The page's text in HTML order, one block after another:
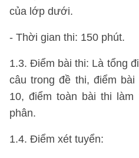
của lớp dưới.
- Thời gian thi: 150 phút.
1.3. Điểm bài thi: Là tổng
câu trong đề thi, điểm
10, điểm toàn bài thi
phân.
1.4. Điểm xét tuyển: